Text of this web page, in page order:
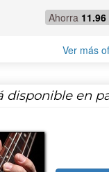
Ahorra 11.96
Ver más
disponible en